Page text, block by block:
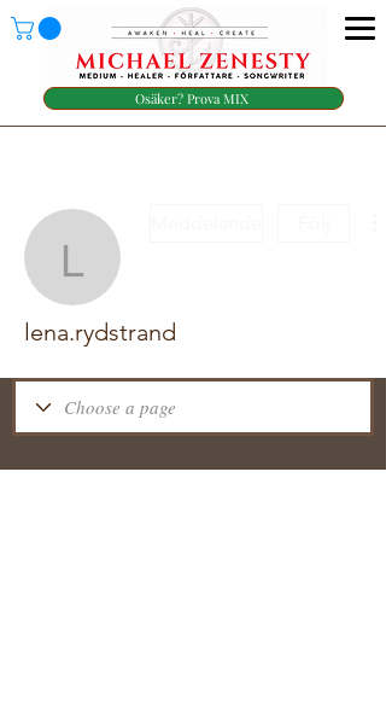
Osäker? Prova MIX
lena.rydstrand
lena.rydstrand